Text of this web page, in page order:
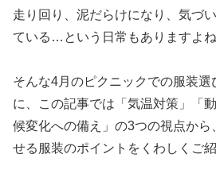
走り回り、泥だらけになり、気づ
ている…という日常もありますよね
そんな4月のピクニックでの服装選
に、この記事では「気温対策」「
候変化への備え」の3つの視点か
せる服装のポイントをくわしくご紹